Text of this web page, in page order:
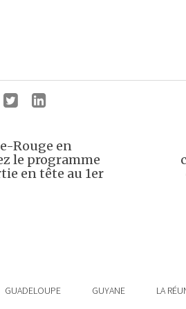
Rouge en
le programme
en tête au 1er
GUADELOUPE GUYANE LA